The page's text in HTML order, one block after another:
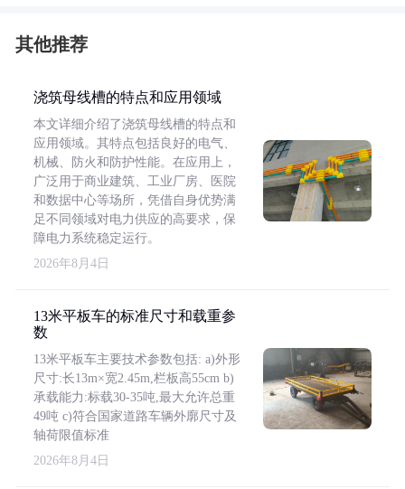
其他推荐
浇筑母线槽的特点和应用领域
本文详细介绍了浇筑母线槽的特点和
应用领域。其特点包括良好的电气、
机械、防火和防护性能。在应用上，
广泛用于商业建筑、工业厂房、医院
和数据中心等场所，凭借自身优势满
足不同领域对电力供应的高要求，保
障电力系统稳定运行。
2026年8月4日
13米平板车的标准尺寸和载重参
数
13米平板车主要技术参数包括: a)外形
尺寸:长13m×宽2.45m,栏板高55cm b)
承载能力:标载30-35吨,最大允许总重
49吨 c)符合国家道路车辆外廓尺寸及
轴荷限值标准
2026年8月4日